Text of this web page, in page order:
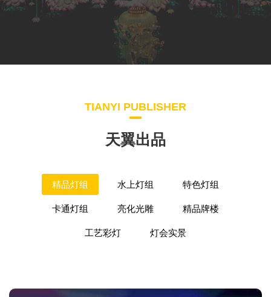
TIANYI PUBLISHER
天翼出品
精品灯组 水上灯组 特色灯组
卡通灯组 亮化光雕 精品牌楼
工艺彩灯 灯会实景